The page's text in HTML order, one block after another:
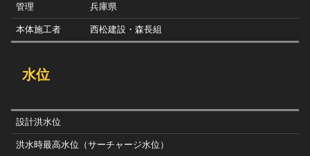
管理 兵庫県
本体施工者 西松建設・森長組
水位
設計洪水位
洪水時最高水位（サーチャージ水位）